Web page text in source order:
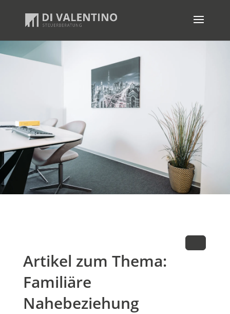
Artikel zum Thema:
Familiäre
Nahebeziehung